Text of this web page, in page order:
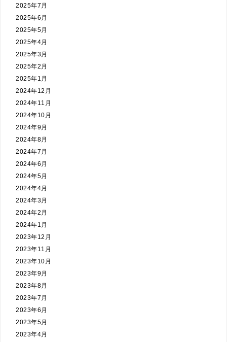
2025年7月
2025年6月
2025年5月
2025年4月
2025年3月
2025年2月
2025年1月
2024年12月
2024年11月
2024年10月
2024年9月
2024年8月
2024年7月
2024年6月
2024年5月
2024年4月
2024年3月
2024年2月
2024年1月
2023年12月
2023年11月
2023年10月
2023年9月
2023年8月
2023年7月
2023年6月
2023年5月
2023年4月